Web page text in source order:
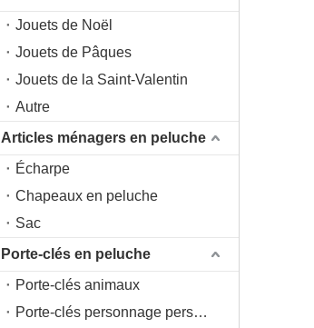
Jouets de Noël
Jouets de Pâques
Jouets de la Saint-Valentin
Autre
Articles ménagers en peluche
Écharpe
Chapeaux en peluche
Sac
Porte-clés en peluche
Porte-clés animaux
Porte-clés personnage personnage